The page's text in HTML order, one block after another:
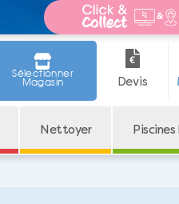
Sélectionner
Magasin Devis
Nettoyer Piscines